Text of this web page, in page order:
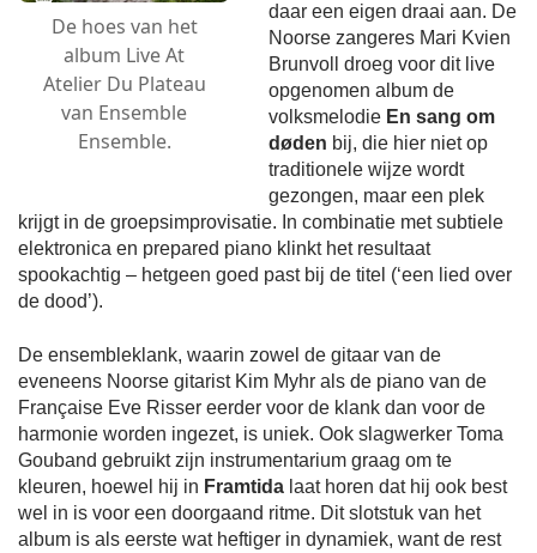
De hoes van het
album Live At
Atelier Du Plateau
van Ensemble
Ensemble.
daar een eigen draai aan. De
Noorse zangeres Mari Kvien
Brunvoll droeg voor dit live
opgenomen album de
volksmelodie En sang om
døden bij, die hier niet op
traditionele wijze wordt
gezongen, maar een plek
krijgt in de groepsimprovisatie. In combinatie met subtiele
elektronica en prepared piano klinkt het resultaat
spookachtig – hetgeen goed past bij de titel (‘een lied over
de dood’).
De ensembleklank, waarin zowel de gitaar van de
eveneens Noorse gitarist Kim Myhr als de piano van de
Française Eve Risser eerder voor de klank dan voor de
harmonie worden ingezet, is uniek. Ook slagwerker Toma
Gouband gebruikt zijn instrumentarium graag om te
kleuren, hoewel hij in Framtida laat horen dat hij ook best
wel in is voor een doorgaand ritme. Dit slotstuk van het
album is als eerste wat heftiger in dynamiek, want de rest